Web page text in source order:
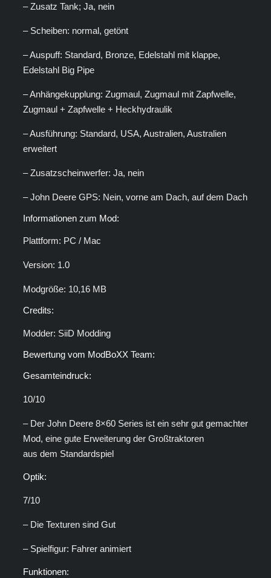
– Zusatz Tank; Ja, nein
– Scheiben: normal, getönt
– Auspuff: Standard, Bronze, Edelstahl mit klappe,
Edelstahl Big Pipe
– Anhängekupplung: Zugmaul, Zugmaul mit Zapfwelle,
Zugmaul + Zapfwelle + Heckhydraulik
– Ausführung: Standard, USA, Australien, Australien
erweitert
– Zusatzscheinwerfer: Ja, nein
– John Deere GPS: Nein, vorne am Dach, auf dem Dach
Informationen zum Mod:
Plattform: PC / Mac
Version: 1.0
Modgröße: 10,16 MB
Credits:
Modder: SiiD Modding
Bewertung vom ModBoXX Team:
Gesamteindruck:
10/10
– Der John Deere 8×60 Series ist ein sehr gut gemachter
Mod, eine gute Erweiterung der Großtraktoren
aus dem Standardspiel
Optik:
7/10
– Die Texturen sind Gut
– Spielfigur: Fahrer animiert
Funktionen: